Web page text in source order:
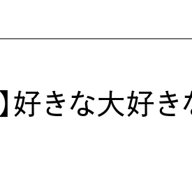
好きな大好き